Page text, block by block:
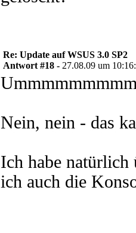
Re: Update auf WSUS 3.0 SP2
Antwort #18 - 27.08.09 um
Nein, nein - das
Ich habe natürlich
ich auch die